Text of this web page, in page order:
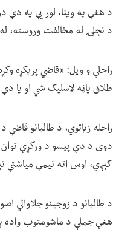
د هغې په وینا، لور یې په دې
د نجلۍ له مخالفت وروسته،
راحلې و ویل: «قاضي پرېکړه
طلاق پاڼه لاسلیک شي او یا
راحله زیاتوي، د طالبانو
دوی د دې پیسو د ورکړې توان
کېږي، اوس اته نیمې
د طالبانو د زوجینو جلاوالي
هغې جملې د ماشومتوب واده